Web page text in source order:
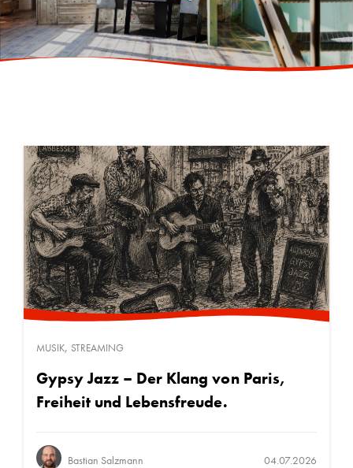
MUSIK, STREAMING
Gypsy Jazz – Der Klang von Paris,
Freiheit und Lebensfreude.
Bastian Salzmann 04.07.2026